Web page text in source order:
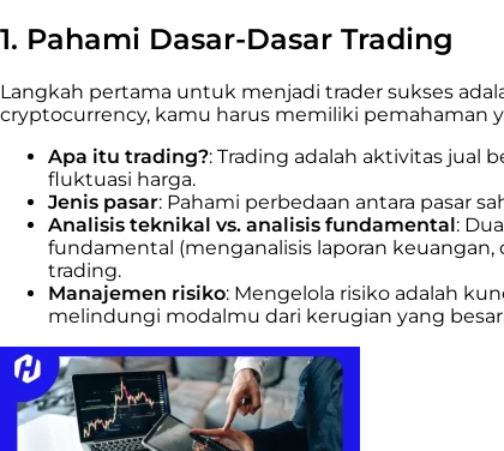
1. Pahami Dasar-Dasar Trading
Langkah pertama untuk menjadi trader sukses
cryptocurrency, kamu harus memiliki pemahaman
Apa itu trading?: Trading adalah aktivitas jual
fluktuasi harga.
Jenis pasar: Pahami perbedaan antara pasar
Analisis teknikal vs. analisis fundamental:
fundamental (menganalisis laporan
trading.
Manajemen risiko: Mengelola risiko adalah
melindungi modalmu dari kerugian yang